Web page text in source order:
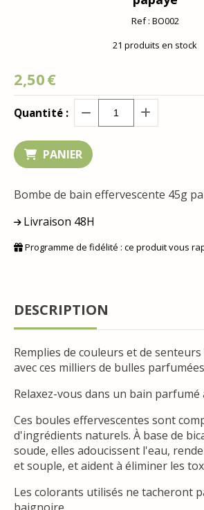
Ref : BO002
2,50€
21 produits en stock
Quantité :
PANIER
Bombe de bain effervescente 45g
Livraison 48H
Programme de fidélité : ce produit vous
DESCRIPTION
Remplies de couleurs et de
avec ces milliers de bulles
Relaxez-vous dans un bain parfumé
Ces boules effervescentes sont
d'ingrédients naturels. À base de
soude, elles adoucissent l'eau,
et souple, et aident à éliminer les
Les colorants utilisés ne tacheront